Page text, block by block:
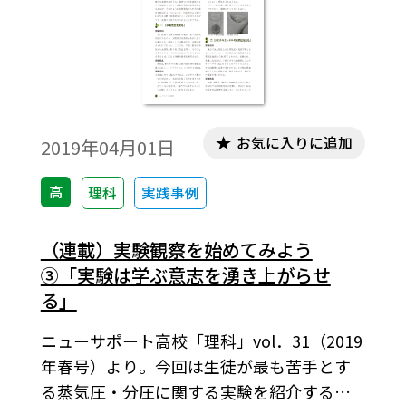
2019年04月01日
高 理科 実践事例
お気に入りに追加
（連載）実験観察を始めてみよう
③「実験は学ぶ意志を湧き上がらせ
る」
ニューサポート高校「理科」vol．31（2019
年春号）より。今回は生徒が最も苦手とす
る蒸気圧・分圧に関する実験を紹介する。